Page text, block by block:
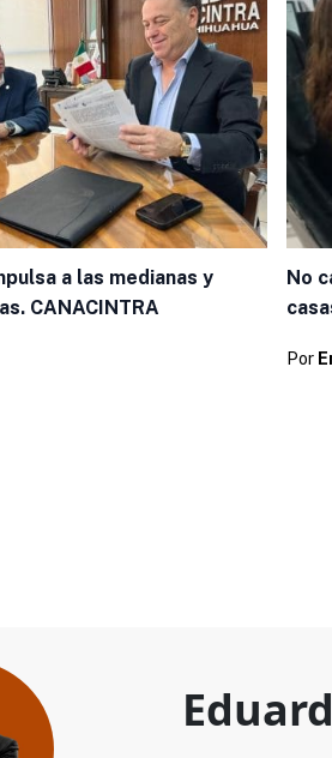
a las medianas y
CANACINTRA
No
Por